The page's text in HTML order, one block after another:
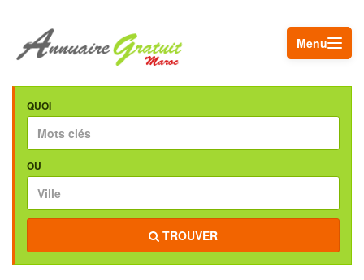
Menu
QUOI
OU
TROUVER